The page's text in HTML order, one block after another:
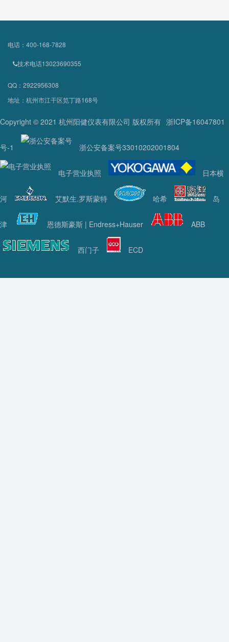
电话：400-168-7828
技术电话13023690355
QQ：2922956308
地址：杭州市江干区笕丁路168号
Copyright © 2021 杭州阳健仪表有限公司 版权所有 浙ICP备16047801
号-1 浙公安备案号33010202001804
电子营业执照 日本横
河 艾默生.罗斯蒙特 哈希 岛
津 恩德斯豪斯 | Endress+Hauser ABB
西门子 ECD